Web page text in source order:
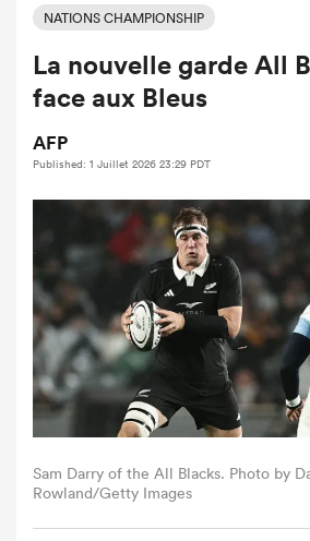
NATIONS CHAMPIONSHIP
La nouvelle garde All
face aux Bleus
AFP
Published: 1 Juillet 2026 23:29 PDT
Sam Darry of the All Blacks. Photo by
Rowland/Getty Images